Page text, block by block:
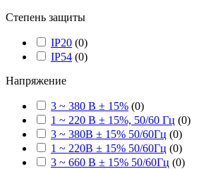
Степень защиты
IP20 (0)
IP54 (0)
Напряжение
3 ~ 380 В ± 15% (0)
1 ~ 220 В ± 15%, 50/60 Гц (0)
3 ~ 380В ± 15% 50/60Гц (0)
1 ~ 220В ± 15% 50/60Гц (0)
3 ~ 660 В ± 15% 50/60Гц (0)